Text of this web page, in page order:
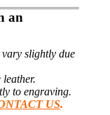
an
slightly due
to engraving.
US.